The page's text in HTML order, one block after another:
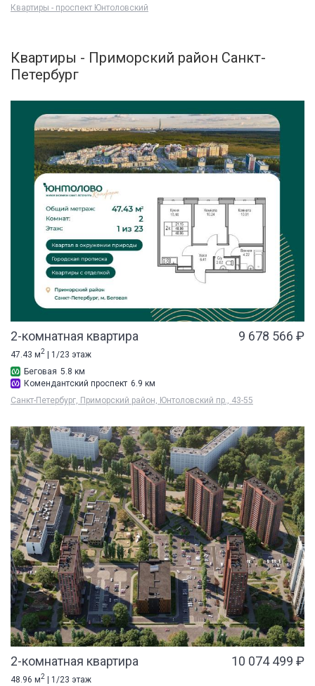
Квартиры - проспект Юнтоловский
Квартиры - Приморский район Санкт-
Петербург
2-комнатная квартира 9 678 566 ₽
47.43 м2 | 1/23 этаж
Беговая 5.8 км
Комендантский проспект 6.9 км
Санкт-Петербург, Приморский район, Юнтоловский пр., 43-55
2-комнатная квартира 10 074 499 ₽
48.96 м2
| 1/23 этаж